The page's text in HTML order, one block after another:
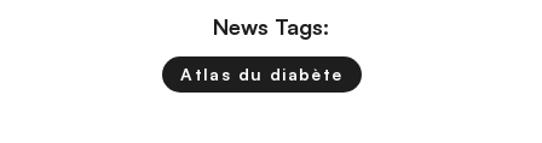
News Tags:
Atlas du diabète